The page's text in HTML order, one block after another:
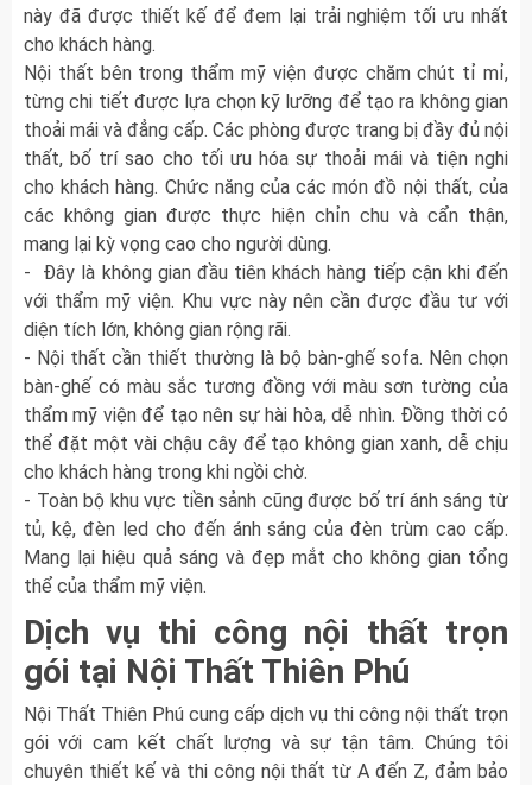
này đã được thiết kế để đem lại trải nghiệm tối ưu nhất
cho khách hàng.
Nội thất bên trong thẩm mỹ viện được chăm chút tỉ mỉ,
từng chi tiết được lựa chọn kỹ lưỡng để tạo ra không gian
thoải mái và đẳng cấp. Các phòng được trang bị đầy đủ nội
thất, bố trí sao cho tối ưu hóa sự thoải mái và tiện nghi
cho khách hàng. Chức năng của các món đồ nội thất, của
các không gian được thực hiện chỉn chu và cẩn thận,
mang lại kỳ vọng cao cho người dùng.
- Đây là không gian đầu tiên khách hàng tiếp cận khi đến
với thẩm mỹ viện. Khu vực này nên cần được đầu tư với
diện tích lớn, không gian rộng rãi.
- Nội thất cần thiết thường là bộ bàn-ghế sofa. Nên chọn
bàn-ghế có màu sắc tương đồng với màu sơn tường của
thẩm mỹ viện để tạo nên sự hài hòa, dễ nhìn. Đồng thời có
thể đặt một vài chậu cây để tạo không gian xanh, dễ chịu
cho khách hàng trong khi ngồi chờ.
- Toàn bộ khu vực tiền sảnh cũng được bố trí ánh sáng từ
tủ, kệ, đèn led cho đến ánh sáng của đèn trùm cao cấp.
Mang lại hiệu quả sáng và đẹp mắt cho không gian tổng
thể của thẩm mỹ viện.
Dịch vụ thi công nội thất trọn
gói tại Nội Thất Thiên Phú
Nội Thất Thiên Phú cung cấp dịch vụ thi công nội thất trọn
gói với cam kết chất lượng và sự tận tâm. Chúng tôi
chuyên thiết kế và thi công nội thất từ A đến Z, đảm bảo